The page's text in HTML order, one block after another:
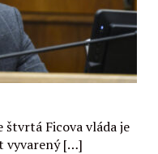
Ficova vláda je
vyvarený […]